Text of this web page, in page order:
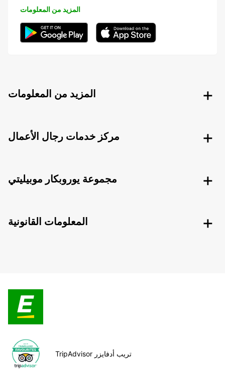
المزيد من المعلومات
المزيد من المعلومات
مركز خدمات رجال الأعمال
مجموعة يوروبكار موبيليتي
المعلومات القانونية
TripAdvisor تريب أدفايزر